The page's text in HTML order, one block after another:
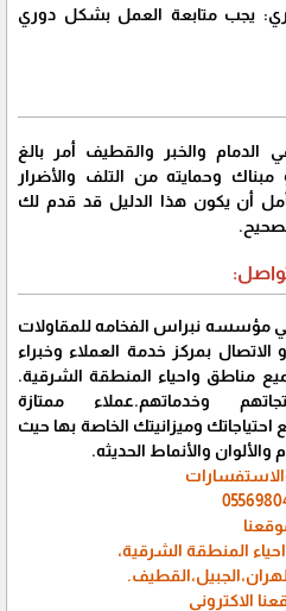
يجب متابعة العمل بشكل دوري
والخبر والقطيف أمر بالغ
وحمايته من التلف والأضرار
أن يكون هذا الدليل قد قدم لك
مؤسسه نبراس الفخامه للمقاولات
بمركز خدمة العملاء وخبراء
مناطق واحياء المنطقة الشرقية.
وخدماتهم.عملاء ممتازة
وميزانيتك الخاصة بها حيث
والأنماط الحديثه.
المنطقة الشرقية،
الاكتروني